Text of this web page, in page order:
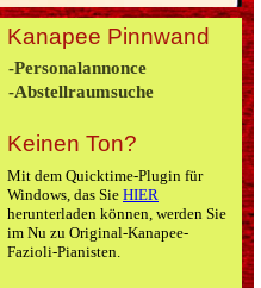
Kanapee Pinnwand
-Personalannonce
-Abstellraumsuche
Keinen Ton?
Mit dem Quicktime-Plugin für
Windows, das Sie HIER
herunterladen können, werden Sie
im Nu zu Original-Kanapee-
Fazioli-Pianisten.